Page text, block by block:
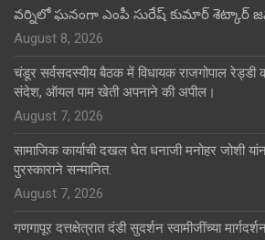
వర్నిలో ఘనంగా ఎంపీ సురేష్ కుమార్ శెట్కార్
August 8, 2026
चंडूर सर्वसदस्यीय बैठक में विधायक राजगोपाल रेड्डी
संदेश, ऑयल पाम खेती अपनाने की अपील।
August 7, 2026
सामाजिक कार्याची दखल घेत धनाजी मनोहर जोशी
पुरस्काराने सन्मानित.
August 7, 2026
गणगापूर दत्तक्षेत्रात दंडी सुदर्शन स्वामीजींच्या